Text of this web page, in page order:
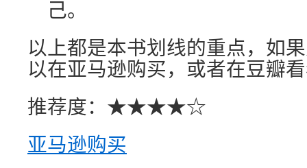
己。
以上都是本书划线的重点，如
以在亚马逊购买，或者在豆瓣
推荐度：★★★★☆
亚马逊购买